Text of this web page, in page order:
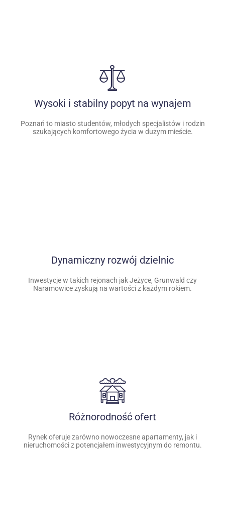
Wysoki i stabilny popyt na wynajem
Poznań to miasto studentów, młodych specjalistów i rodzin
szukających komfortowego życia w dużym mieście.
Dynamiczny rozwój dzielnic
Inwestycje w takich rejonach jak Jeżyce, Grunwald czy
Naramowice zyskują na wartości z każdym rokiem.
Różnorodność ofert
Rynek oferuje zarówno nowoczesne apartamenty, jak i
nieruchomości z potencjałem inwestycyjnym do remontu.